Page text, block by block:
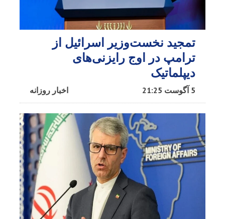
تمجید نخست‌وزیر اسرائیل از
ترامپ در اوج رایزنی‌های
دیپلماتیک
اخبار روزانه 5 آگوست 21:25